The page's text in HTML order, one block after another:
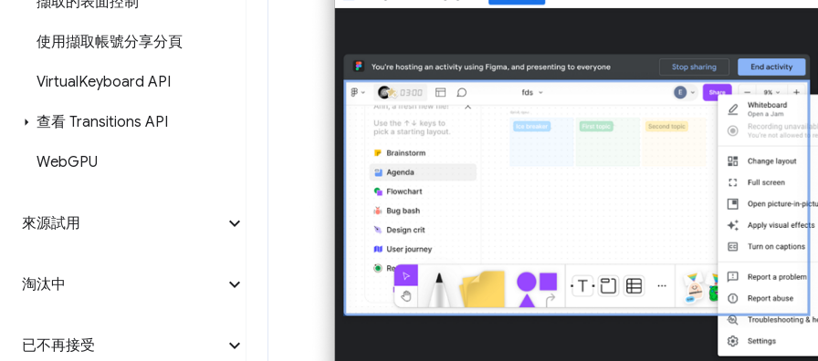
使用擷取帳號分享分頁
VirtualKeyboard API
查看 Transitions API
WebGPU
來源試用
淘汰中
已不再接受